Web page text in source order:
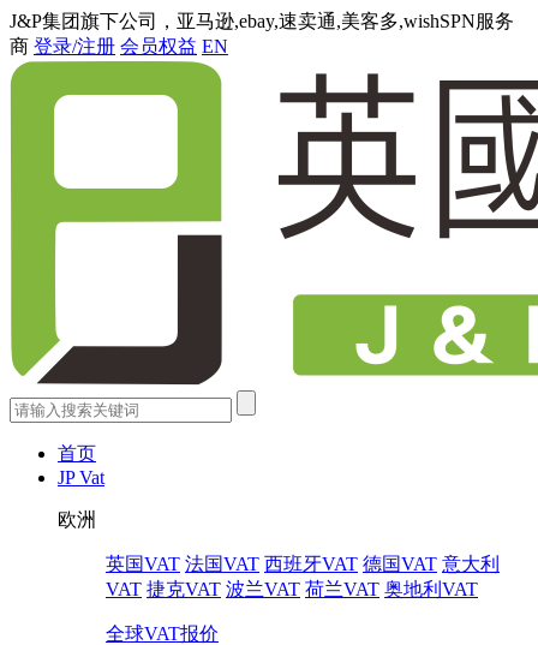
J&P集团旗下公司，亚马逊,ebay,速卖通,美客多,wishSPN服务
商 登录/注册 会员权益 EN
首页
JP Vat
欧洲
英国VAT 法国VAT 西班牙VAT 德国VAT 意大利
VAT 捷克VAT 波兰VAT 荷兰VAT 奥地利VAT
全球VAT报价